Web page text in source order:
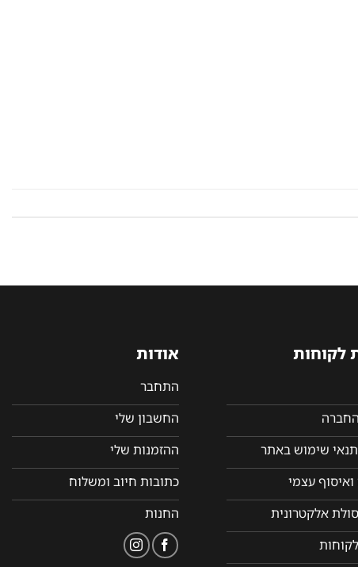
לקוחות
שימוש באתר
עצמי
אלקטרונית
אודות
התחבר
החשבון שלי
ההזמנות שלי
כתובות חיוב ומשלוח
החנות